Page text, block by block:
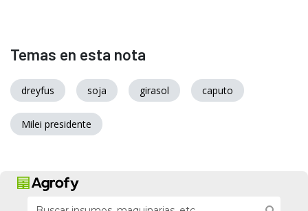
Temas en esta nota
dreyfus soja girasol caputo
Milei presidente